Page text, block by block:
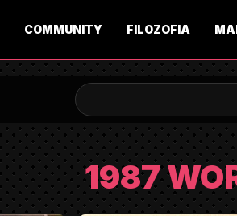
COMMUNITY FILOZOFIA
1987